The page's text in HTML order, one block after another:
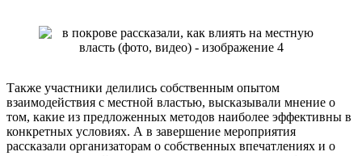
Также участники делились собственным опытом
взаимодействия с местной властью, высказывали мнение о
том, какие из предложенных методов наиболее эффективны в
конкретных условиях. А в завершение мероприятия
рассказали организаторам о собственных впечатлениях и о